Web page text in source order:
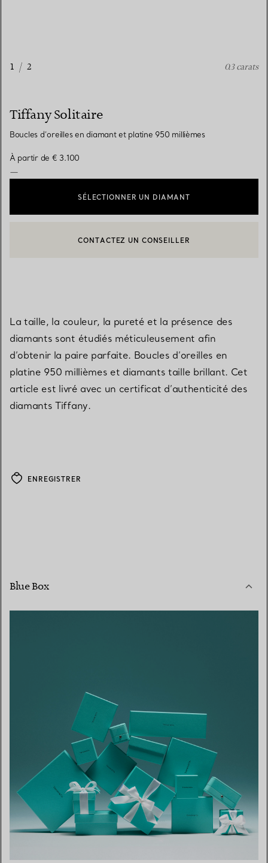
0.3 carats
1 / 2
Tiffany Solitaire
Boucles d’oreilles en diamant et platine 950 millièmes
À partir de € 3.100
—
SÉLECTIONNER UN DIAMANT
CONTACTEZ UN CONSEILLER
La taille, la couleur, la pureté et la présence des
diamants sont étudiés méticuleusement afin
d’obtenir la paire parfaite. Boucles d’oreilles en
platine 950 millièmes et diamants taille brillant. Cet
article est livré avec un certificat d’authenticité des
diamants Tiffany.
ENREGISTRER
Blue Box